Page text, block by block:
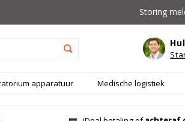
Storing
apparatuur Medische logistiek